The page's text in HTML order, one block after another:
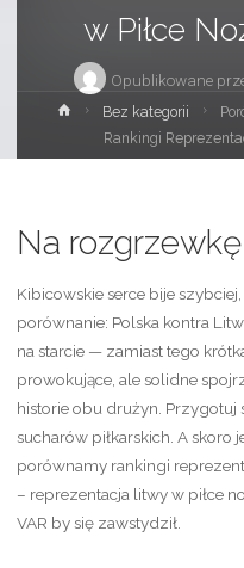
w Piłce
Opublikowane
Strona
główna
Bez kategorii
Rankingi
Na rozgrzewkę
Kibicowskie serce bije
porównanie: Polska kontra
na starcie — zamiast tego
prowokujące, ale solidne
historie obu drużyn. Przygotuj
sucharów piłkarskich. A
porównamy rankingi
– reprezentacja litwy w piłce
VAR by się zawstydził.